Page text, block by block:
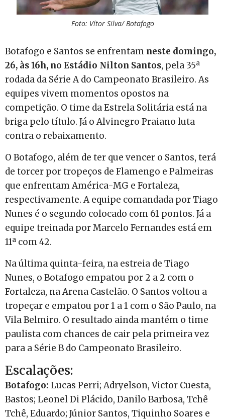
Foto: Vítor Silva/ Botafogo
Botafogo e Santos se enfrentam neste domingo,
26, às 16h, no Estádio Nilton Santos, pela 35ª
rodada da Série A do Campeonato Brasileiro. As
equipes vivem momentos opostos na
competição. O time da Estrela Solitária está na
briga pelo título. Já o Alvinegro Praiano luta
contra o rebaixamento.
O Botafogo, além de ter que vencer o Santos, terá
de torcer por tropeços de Flamengo e Palmeiras
que enfrentam América-MG e Fortaleza,
respectivamente. A equipe comandada por Tiago
Nunes é o segundo colocado com 61 pontos. Já a
equipe treinada por Marcelo Fernandes está em
11ª com 42.
Na última quinta-feira, na estreia de Tiago
Nunes, o Botafogo empatou por 2 a 2 com o
Fortaleza, na Arena Castelão. O Santos voltou a
tropeçar e empatou por 1 a 1 com o São Paulo, na
Vila Belmiro. O resultado ainda mantém o time
paulista com chances de cair pela primeira vez
para a Série B do Campeonato Brasileiro.
Escalações:
Botafogo: Lucas Perri; Adryelson, Victor Cuesta,
Bastos; Leonel Di Plácido, Danilo Barbosa, Tchê
Tchê, Eduardo; Júnior Santos, Tiquinho Soares e